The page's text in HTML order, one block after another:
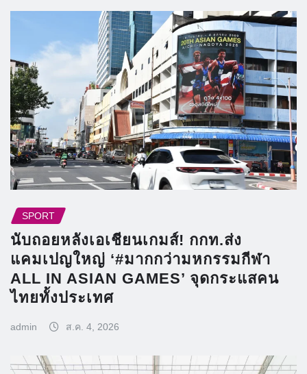
SPORT
นับถอยหลังเอเชียนเกมส์! กกท.ส่ง
แคมเปญใหญ่ ‘#มากกว่ามหกรรมกีฬา
ALL IN ASIAN GAMES’ จุดกระแสคน
ไทยทั้งประเทศ
admin ส.ค. 4, 2026